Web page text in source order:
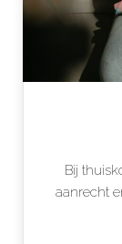
Bij
aanrecht